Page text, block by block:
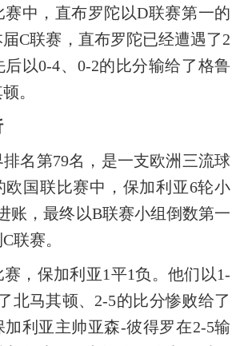
赛中，直布罗陀以D联赛第一的
C联赛，直布罗陀已经遭遇了2
以0-4、0-2的比分输给了格鲁
。
名第79名，是一支欧洲三流球
欧国联比赛中，保加利亚6轮小
账，最终以B联赛小组倒数第一
联赛。
，保加利亚1平1负。他们以1-
北马其顿、2-5的比分惨败给了
利亚主帅亚森-彼得罗在2-5输